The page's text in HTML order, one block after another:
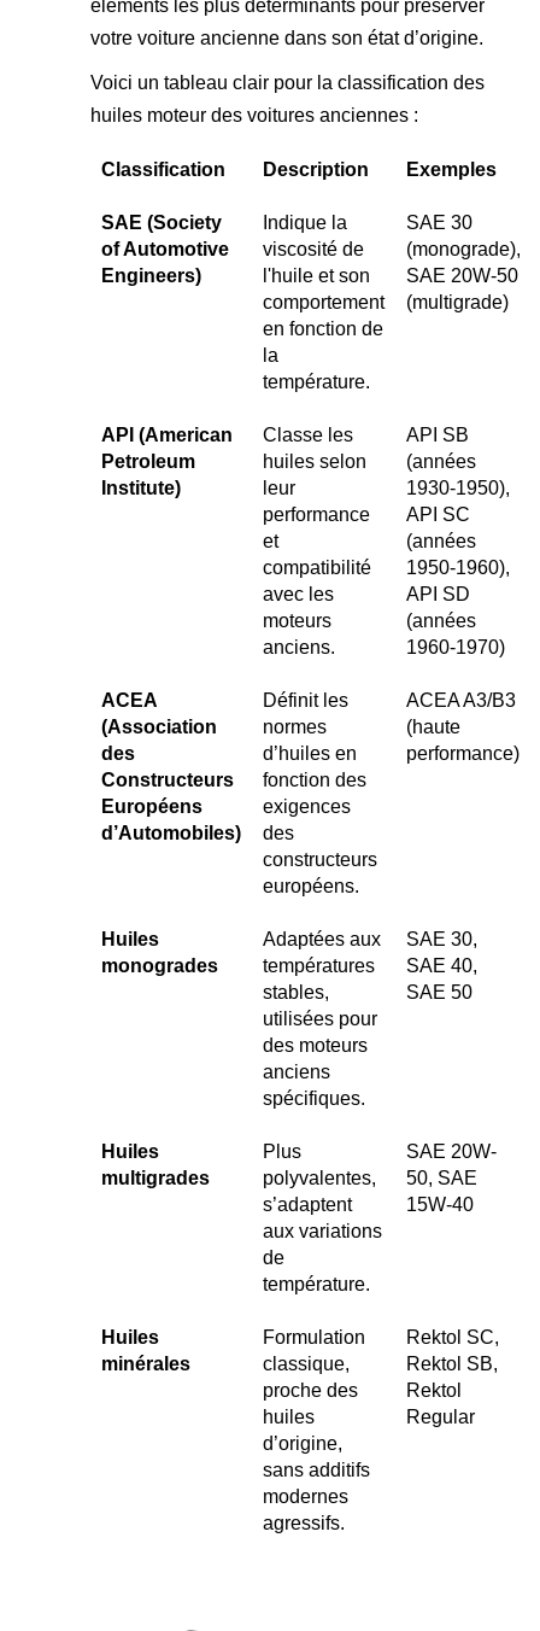
éléments les plus déterminants pour préserver
votre voiture ancienne dans son état d’origine.
Voici un tableau clair pour la classification des
huiles moteur des voitures anciennes :
Classification Description Exemples
SAE (Society
of Automotive
Engineers)
Indique la
viscosité de
l'huile et son
comportement
en fonction de
la
température.
SAE 30
(monograde),
SAE 20W-50
(multigrade)
API (American
Petroleum
Institute)
Classe les
huiles selon
leur
performance
et
compatibilité
avec les
moteurs
anciens.
API SB
(années
1930-1950),
API SC
(années
1950-1960),
API SD
(années
1960-1970)
ACEA
(Association
des
Constructeurs
Européens
d’Automobiles)
Définit les
normes
d’huiles en
fonction des
exigences
des
constructeurs
européens.
ACEA A3/B3
(haute
performance)
Huiles
monogrades
Adaptées aux
températures
stables,
utilisées pour
des moteurs
anciens
spécifiques.
SAE 30,
SAE 40,
SAE 50
Huiles
multigrades
Plus
polyvalentes,
s’adaptent
aux variations
de
température.
SAE 20W-
50, SAE
15W-40
Huiles
minérales
Formulation
classique,
proche des
huiles
d’origine,
sans additifs
modernes
agressifs.
Rektol SC,
Rektol SB,
Rektol
Regular